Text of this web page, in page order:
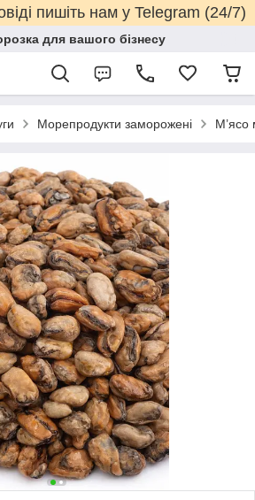
пишіть нам у Telegram (24/7)
для вашого бізнесу
Морепродукти заморожені М’ясо